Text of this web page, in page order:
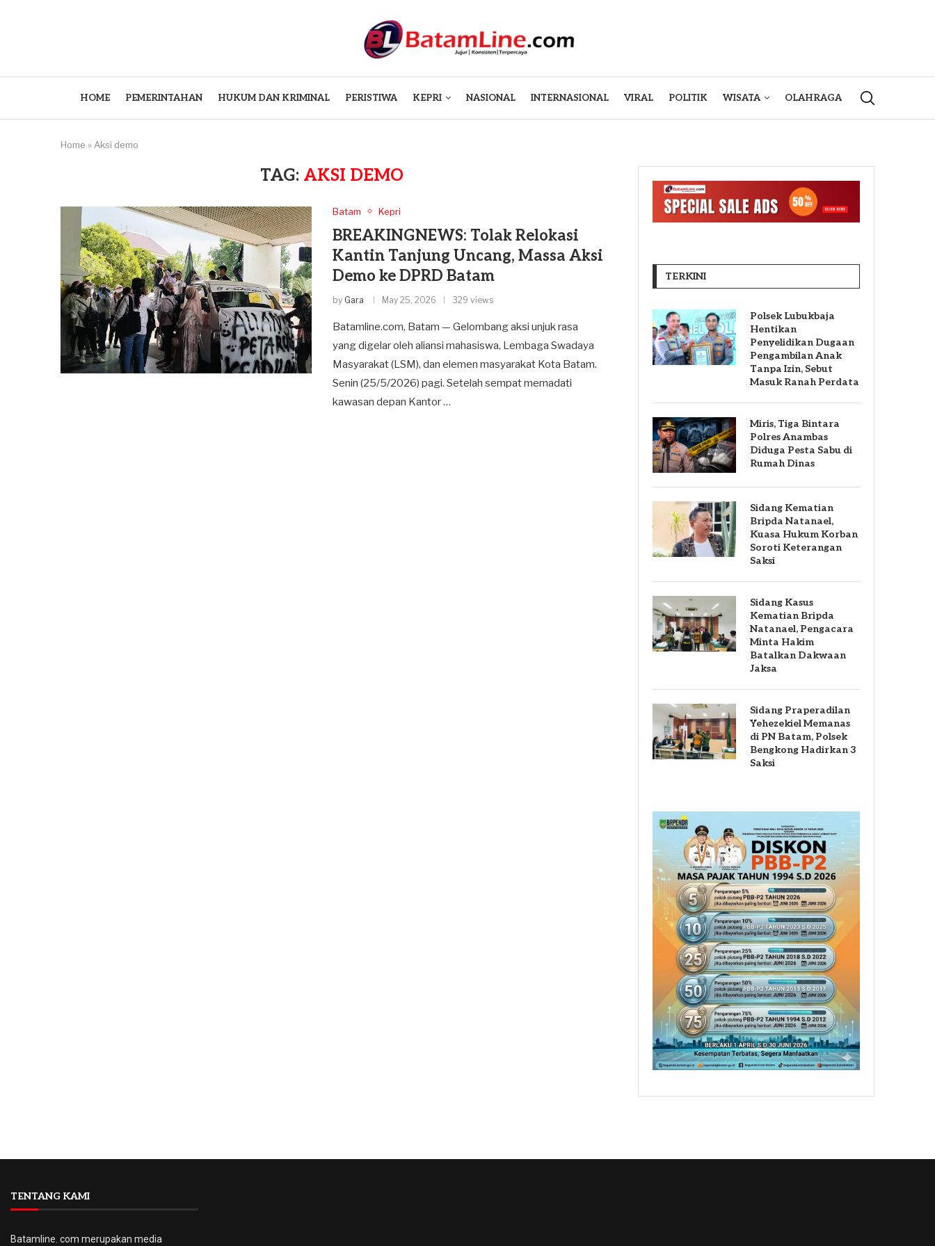
HOME PEMERINTAHAN HUKUM DAN KRIMINAL PERISTIWA KEPRI NASIONAL INTERNASIONAL VIRAL POLITIK WISATA OLAHRAGA
Home » Aksi demo
TAG: AKSI DEMO
Batam Kepri
BREAKINGNEWS: Tolak Relokasi
Kantin Tanjung Uncang, Massa Aksi
Demo ke DPRD Batam
by Gara May 25, 2026 329 views
​Batamline.com, Batam — Gelombang aksi unjuk rasa
yang digelar oleh aliansi mahasiswa, Lembaga Swadaya
Masyarakat (LSM), dan elemen masyarakat Kota Batam.
Senin (25/5/2026) pagi. Setelah sempat memadati
kawasan depan Kantor …
TERKINI
Polsek Lubukbaja
Hentikan
Penyelidikan Dugaan
Pengambilan Anak
Tanpa Izin, Sebut
Masuk Ranah Perdata
Miris, Tiga Bintara
Polres Anambas
Diduga Pesta Sabu di
Rumah Dinas
Sidang Kematian
Bripda Natanael,
Kuasa Hukum Korban
Soroti Keterangan
Saksi
Sidang Kasus
Kematian Bripda
Natanael, Pengacara
Minta Hakim
Batalkan Dakwaan
Jaksa
Sidang Praperadilan
Yehezekiel Memanas
di PN Batam, Polsek
Bengkong Hadirkan 3
Saksi
TENTANG KAMI
Batamline. com merupakan media